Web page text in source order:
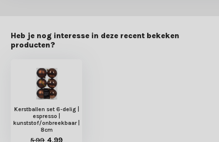
Heb je nog interesse in deze recent bekeken
producten?
Kerstballen set 6-delig |
espresso |
kunststof/onbreekbaar |
8cm
5,99 4,99